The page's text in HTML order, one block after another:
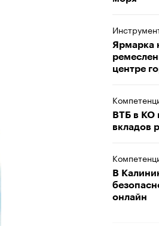
Ярмарка
центре
ВТБ в КО
вкладов
В
онлайн